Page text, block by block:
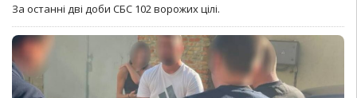
За останні дві доби СБС 102 ворожих цілі.